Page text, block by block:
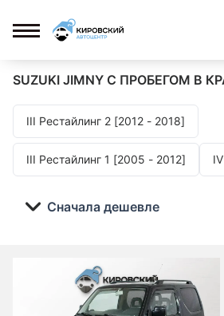
SUZUKI JIMNY С ПРОБЕГОМ В
III Рестайлинг 2 [2012 - 2018]
III Рестайлинг 1 [2005 - 2012]
Сначала дешевле